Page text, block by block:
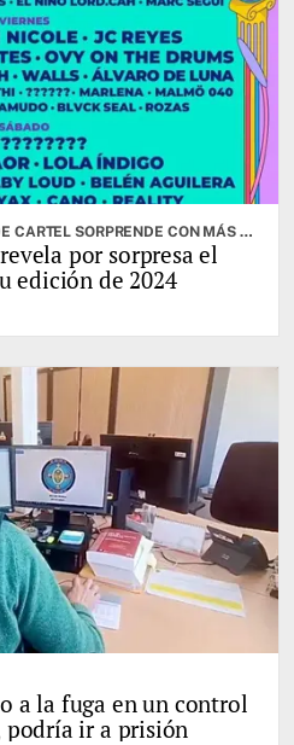
EN ESTE SEGUNDO AVANCE DE CARTEL SORPRENDE CON MÁS DE CINCUENTA ARTISTAS, A LOS QUE SE SUMARÁN NUEVOS CONFIRMADOS PRÓXIMAMENTE
por sorpresa el
edición de 2024
a la fuga en un control
podría ir a prisión